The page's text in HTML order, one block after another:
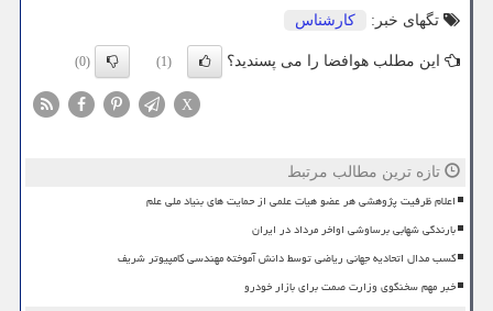
تگهای خبر: كارشناس
این مطلب هوافضا را می پسندید؟ (1)
(0)
X
تازه ترین مطالب مرتبط
اعلام ظرفیت پژوهشی هر عضو هیات علمی از حمایت های بنیاد ملی علم
بارندگی شهابی برساوشی اواخر مرداد در ایران
کسب مدال اتحادیه جهانی ریاضی توسط دانش آموخته مهندسی کامپیوتر شریف
خبر مهم سخنگوی وزارت صمت برای بازار خودرو